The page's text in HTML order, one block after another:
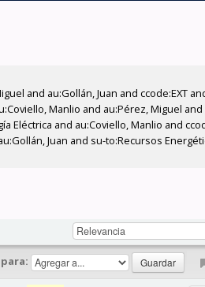
and au:Gollán, Juan and ccode:EXT
Manlio and au:Pérez, Miguel
and au:Coviello, Manlio and
Juan and su-to:Recursos